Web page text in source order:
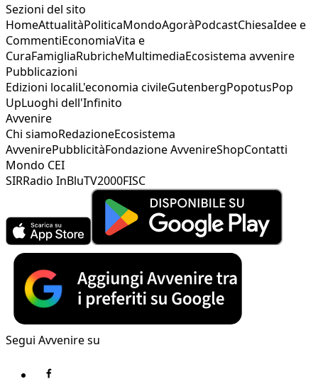
Sezioni del sito
HomeAttualitàPoliticaMondoAgoràPodcastChiesaIdee e
CommentiEconomiaVita e
CuraFamigliaRubricheMultimediaEcosistema avvenire
Pubblicazioni
Edizioni localiL'economia civileGutenbergPopotusPop
UpLuoghi dell'Infinito
Avvenire
Chi siamoRedazioneEcosistema
AvvenirePubblicitàFondazione AvvenireShopContatti
Mondo CEI
SIRRadio InBluTV2000FISC
Segui Avvenire su